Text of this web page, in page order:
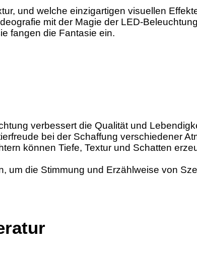
und welche einzigartigen visuellen
mit der Magie der LED-
fangen die Fantasie ein.
verbessert die Qualität und
bei der Schaffung verschiedener
können Tiefe, Textur und Schatten
um die Stimmung und Erzählweise von